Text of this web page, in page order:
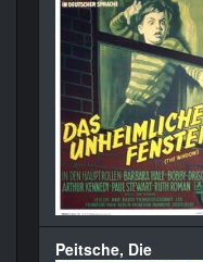
Peitsche, Die